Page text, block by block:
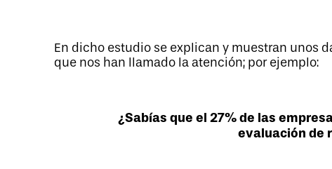
En dicho estudio se explican y muestran unos
que nos han llamado la atención; por ejemplo:
¿Sabías que el 27% de las
evaluación de